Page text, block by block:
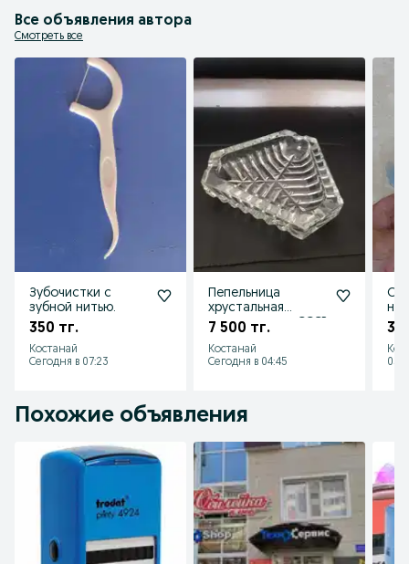
Все объявления автора
Смотреть все
Зубочистки с
зубной нитью.
350 тг.
Костанай
Сегодня в 07:23
Пепельница
хрустальная
производства СССР
7 500 тг.
Костанай
Сегодня в 04:45
3
05
Похожие объявления